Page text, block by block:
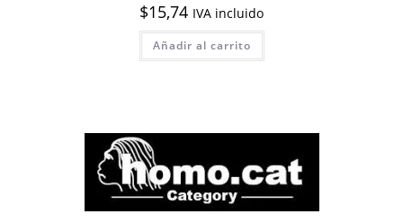
$15,74 IVA incluido
Añadir al carrito